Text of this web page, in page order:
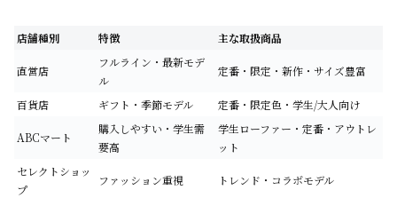
店舗種別 特徴 主な取扱商品
直営店
フルライン・最新モデ
ル
定番・限定・新作・サイズ豊富
百貨店 ギフト・季節モデル 定番・限定色・学生/大人向け
ABCマート
購入しやすい・学生需
要高
学生ローファー・定番・アウトレ
ット
セレクトショッ
プ
ファッション重視 トレンド・コラボモデル